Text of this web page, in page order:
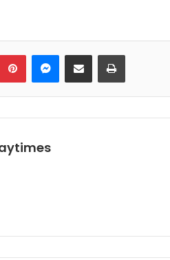
PinterestMessenger
Share via Email Print